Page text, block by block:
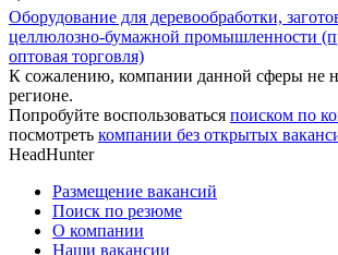
Оборудование для деревообработки,
целлюлозно-бумажной промышленности
оптовая торговля)
К сожалению, компании данной сферы не
регионе.
Попробуйте воспользоваться поиском по
посмотреть компании без открытых
HeadHunter
Размещение вакансий
Поиск по резюме
О компании
Наши вакансии